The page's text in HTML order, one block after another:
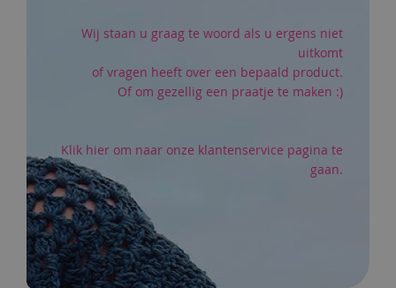
Wij staan u graag te woord als u ergens niet
uitkomt
of vragen heeft over een bepaald product.
Of om gezellig een praatje te maken :)
Klik hier om naar onze klantenservice pagina te
gaan.